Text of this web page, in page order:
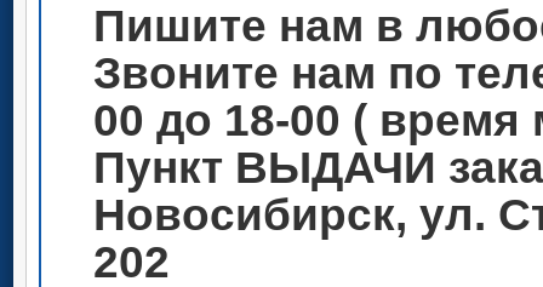
Пишите нам в
Звоните нам по
00 до 18-00 ( время
Пункт ВЫДАЧИ
Новосибирск, ул.
202